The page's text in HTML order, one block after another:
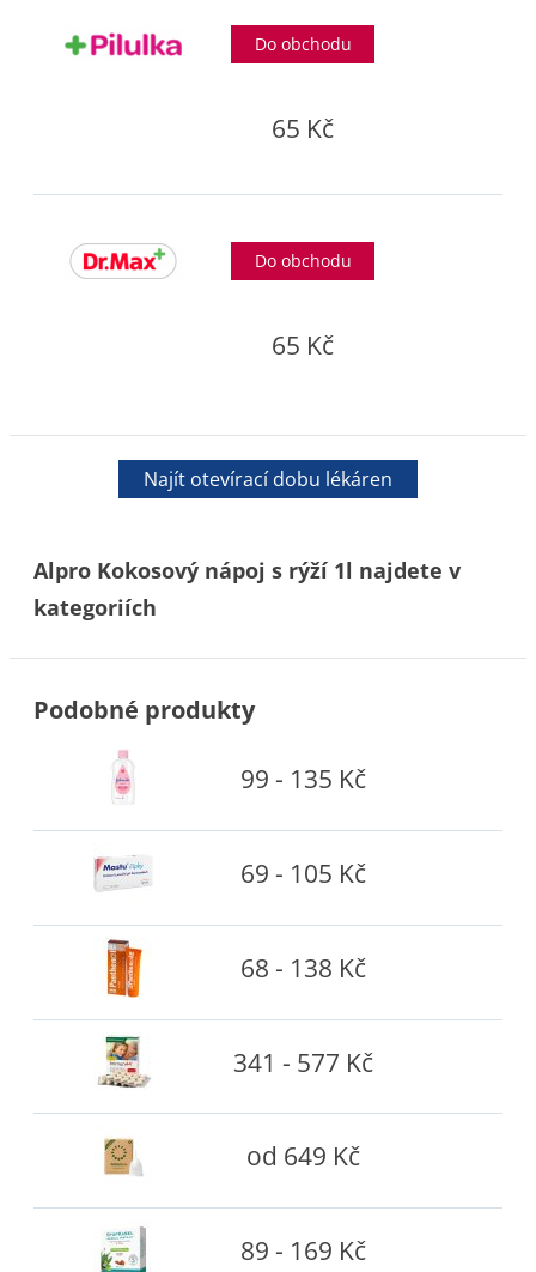
Do obchodu
65 Kč
Do obchodu
65 Kč
Najít otevírací dobu lékáren
Alpro Kokosový nápoj s rýží 1l najdete v
kategoriích
Podobné produkty
99 - 135 Kč
69 - 105 Kč
68 - 138 Kč
341 - 577 Kč
od 649 Kč
89 - 169 Kč